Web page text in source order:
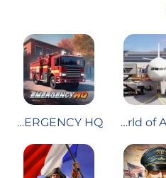
World of Airports
EMERGENCY HQ